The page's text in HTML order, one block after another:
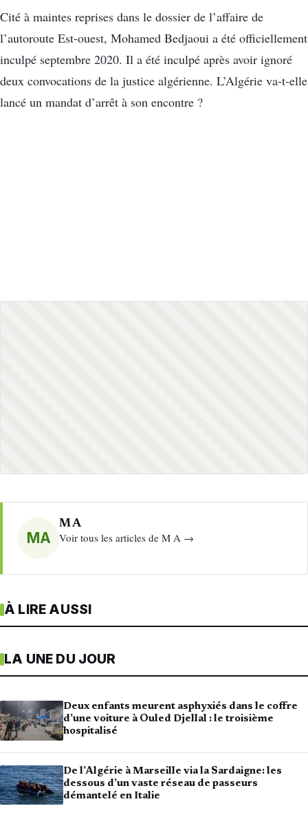
Cité à maintes reprises dans le dossier de l’affaire de
l’autoroute Est-ouest, Mohamed Bedjaoui a été officiellement
inculpé septembre 2020. Il a été inculpé après avoir ignoré
deux convocations de la justice algérienne. L’Algérie va-t-elle
lancé un mandat d’arrêt à son encontre ?
MA
M A
Voir tous les articles de M A →
À LIRE AUSSI
LA UNE DU JOUR
Deux enfants meurent asphyxiés dans le coffre
d’une voiture à Ouled Djellal : le troisième
hospitalisé
De l’Algérie à Marseille via la Sardaigne: les
dessous d’un vaste réseau de passeurs
démantelé en Italie